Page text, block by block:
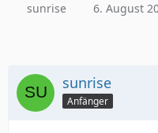
sunrise 6. August
sunrise
Anfänger